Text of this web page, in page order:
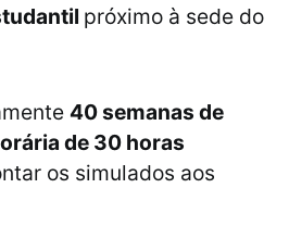
próximo à sede do
40 semanas de
de 30 horas
os simulados aos